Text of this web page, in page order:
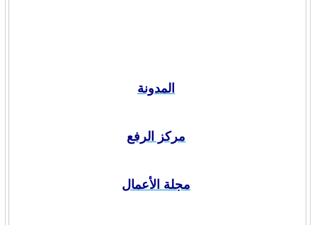
المدونة
مركز الرفع
مجلة الأعمال